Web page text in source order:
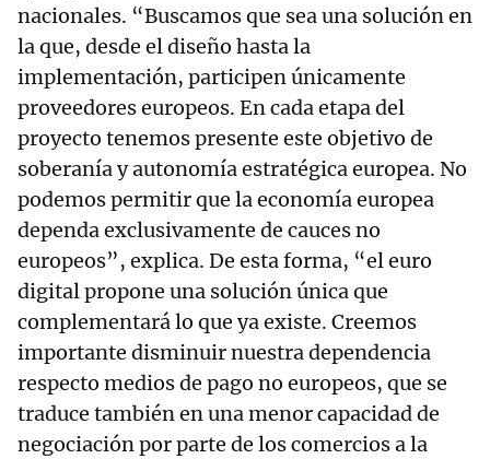
nacionales. “Buscamos que sea una solución en
la que, desde el diseño hasta la
implementación, participen únicamente
proveedores europeos. En cada etapa del
proyecto tenemos presente este objetivo de
soberanía y autonomía estratégica europea. No
podemos permitir que la economía europea
dependa exclusivamente de cauces no
europeos”, explica. De esta forma, “el euro
digital propone una solución única que
complementará lo que ya existe. Creemos
importante disminuir nuestra dependencia
respecto medios de pago no europeos, que se
traduce también en una menor capacidad de
negociación por parte de los comercios a la